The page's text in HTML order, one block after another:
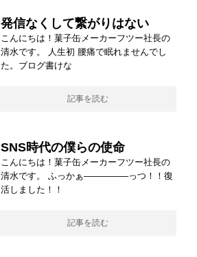
発信なくして繋がりはない
こんにちは！菓子缶メーカーフツー社長の
清水です。 人生初 腰痛で眠れませんでし
た。ブログ書けな
記事を読む
SNS時代の僕らの使命
こんにちは！菓子缶メーカーフツー社長の
清水です。 ふっかぁ―――――っつ！！復
活しました！！
記事を読む